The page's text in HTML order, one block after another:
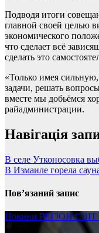
Подводя итоги
главной своей целью
экономического
что сделает всё
сделать это
«Только имея
задачи, решать
вместе мы добьёмся
райадминистрации.
Навігація
В селе Утконосовка
В Измаиле горела
Пов’язаний запис
Новини РЕГІОНСВІТ